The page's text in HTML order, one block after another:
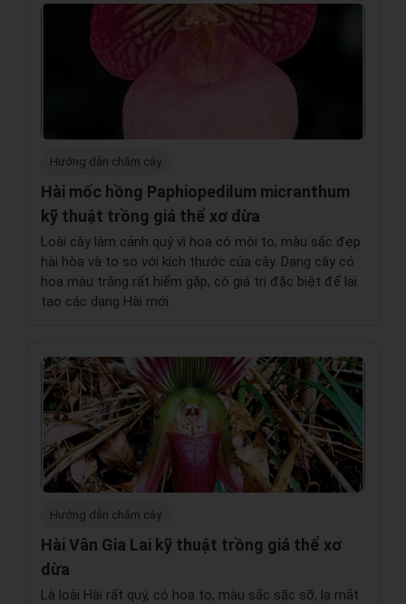
Hướng dẫn chăm cây
Hài mốc hồng Paphiopedilum micranthum
kỹ thuật trồng giá thể xơ dừa
Loài cây làm cảnh quý vì hoa có môi to, màu sắc đẹp
hài hòa và to so với kích thước của cây. Dạng cây có
hoa màu trắng rất hiếm gặp, có giá trị đặc biệt để lai
tạo các dạng Hài mới.
Hướng dẫn chăm cây
Hài Vân Gia Lai kỹ thuật trồng giá thể xơ
dừa
Là loài Hài rất quý, có hoa to, màu sắc sặc sỡ, lạ mắt